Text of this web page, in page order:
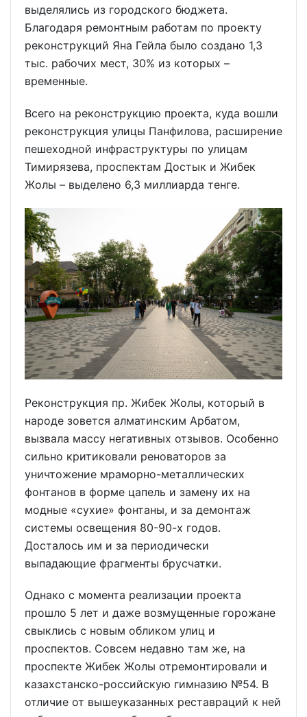
выделялись из городского бюджета.
Благодаря ремонтным работам по проекту
реконструкций Яна Гейла было создано 1,3
тыс. рабочих мест, 30% из которых –
временные.
Всего на реконструкцию проекта, куда вошли
реконструкция улицы Панфилова, расширение
пешеходной инфраструктуры по улицам
Тимирязева, проспектам Достык и Жибек
Жолы – выделено 6,3 миллиарда тенге.
Реконструкция пр. Жибек Жолы, который в
народе зовется алматинским Арбатом,
вызвала массу негативных отзывов. Особенно
сильно критиковали реноваторов за
уничтожение мраморно-металлических
фонтанов в форме цапель и замену их на
модные «сухие» фонтаны, и за демонтаж
системы освещения 80-90-х годов.
Досталось им и за периодически
выпадающие фрагменты брусчатки.
Однако с момента реализации проекта
прошло 5 лет и даже возмущенные горожане
свыклись с новым обликом улиц и
проспектов. Совсем недавно там же, на
проспекте Жибек Жолы отремонтировали и
казахстанско-российскую гимназию №54. В
отличие от вышеуказанных реставраций к ней